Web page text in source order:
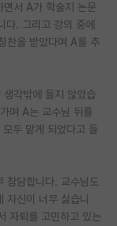
면서 A가 학술지 논문
다. 그리고 강의 중에
찬을 받았다며 A를 추
각밖에 들지 않았습
며 A는 교수님 뒤를
두 맡게 되었다고 들
참담합니다. 교수님도
자신이 너무 싫습니
자퇴를 고민하고 있는